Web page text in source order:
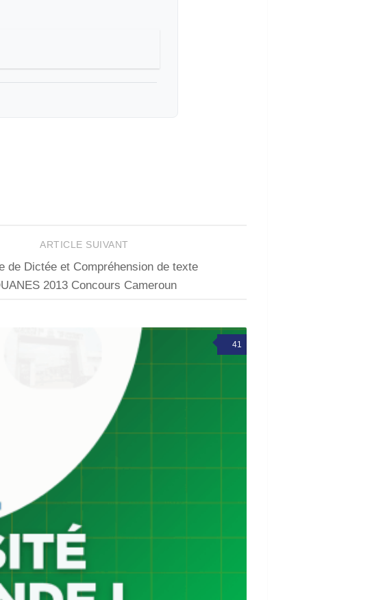
ARTICLE SUIVANT
de Dictée et Compréhension de texte
2013 Concours Cameroun
41